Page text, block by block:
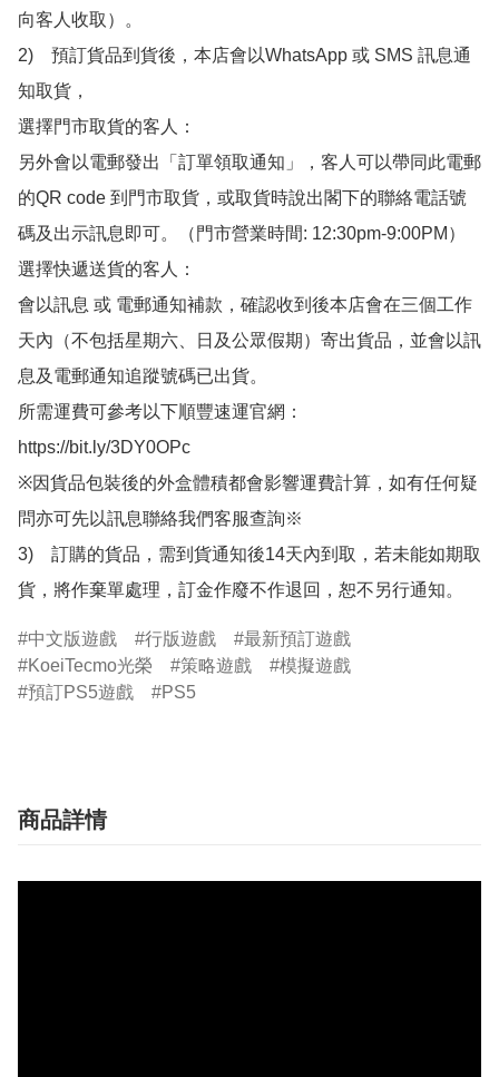
向客人收取）。
2)　預訂貨品到貨後，本店會以WhatsApp 或 SMS 訊息通
知取貨，
選擇門市取貨的客人：
另外會以電郵發出「訂單領取通知」，客人可以帶同此電郵
的QR code 到門市取貨，或取貨時說出閣下的聯絡電話號
碼及出示訊息即可。（門市營業時間: 12:30pm-9:00PM）
選擇快遞送貨的客人：
會以訊息 或 電郵通知補款，確認收到後本店會在三個工作
天內（不包括星期六、日及公眾假期）寄出貨品，並會以訊
息及電郵通知追蹤號碼已出貨。
所需運費可參考以下順豐速運官網：
https://bit.ly/3DY0OPc
※因貨品包裝後的外盒體積都會影響運費計算，如有任何疑
問亦可先以訊息聯絡我們客服查詢※
3)　訂購的貨品，需到貨通知後14天內到取，若未能如期取
貨，將作棄單處理，訂金作廢不作退回，恕不另行通知。
中文版遊戲 行版遊戲
最新預訂遊戲
KoeiTecmo光榮
策略遊戲
模擬遊戲
預訂PS5遊戲
PS5
商品詳情